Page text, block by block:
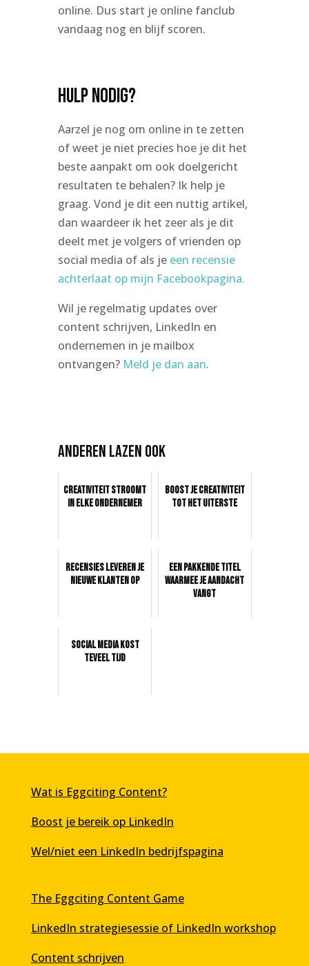
online. Dus start je online fanclub
vandaag nog en blijf scoren.
Hulp nodig?
Aarzel je nog om online in te zetten
of weet je niet precies hoe je dit het
beste aanpakt om ook doelgericht
resultaten te behalen? Ik help je
graag. Vond je dit een nuttig artikel,
dan waardeer ik het zeer als je dit
deelt met je volgers of vrienden op
social media of als je een recensie
achterlaat op mijn Facebookpagina.
Wil je regelmatig updates over
content schrijven, LinkedIn en
ondernemen in je mailbox
ontvangen? Meld je dan aan.
Anderen lazen ook
Creativiteit stroomt
in elke ondernemer
Boost je creativiteit
tot het uiterste
Recensies leveren je
nieuwe klanten op
Een pakkende titel
waarmee je aandacht
vangt
Social media kost
teveel tijd
Wat is Eggciting Content?
Boost je bereik op LinkedIn
Wel/niet een LinkedIn bedrijfspagina
The Eggciting Content Game
LinkedIn strategiesessie of LinkedIn workshop
Content schrijven